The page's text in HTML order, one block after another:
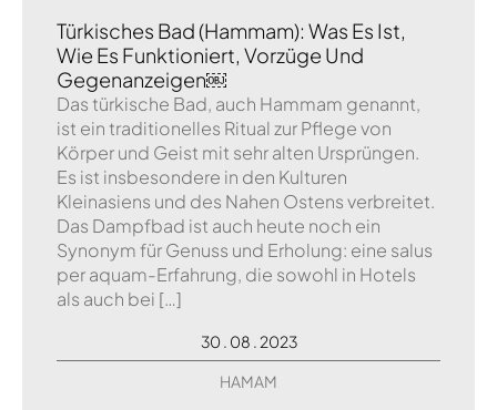
Türkisches Bad (Hammam): Was Es Ist,
Wie Es Funktioniert, Vorzüge Und
Gegenanzeigen￼
Das türkische Bad, auch Hammam genannt,
ist ein traditionelles Ritual zur Pflege von
Körper und Geist mit sehr alten Ursprüngen.
Es ist insbesondere in den Kulturen
Kleinasiens und des Nahen Ostens verbreitet.
Das Dampfbad ist auch heute noch ein
Synonym für Genuss und Erholung: eine salus
per aquam-Erfahrung, die sowohl in Hotels
als auch bei […]
30 . 08 . 2023
HAMAM